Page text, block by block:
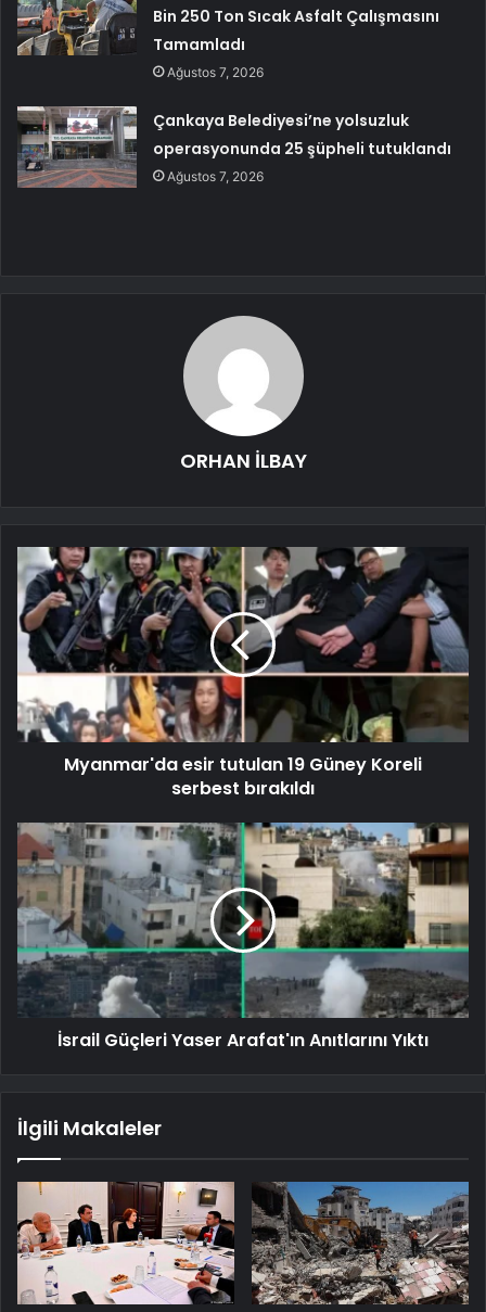
Bin 250 Ton Sıcak Asfalt Çalışmasını
Tamamladı
Ağustos 7, 2026
Çankaya Belediyesi’ne yolsuzluk
operasyonunda 25 şüpheli tutuklandı
Ağustos 7, 2026
ORHAN İLBAY
Myanmar'da esir tutulan 19 Güney Koreli
serbest bırakıldı
İsrail Güçleri Yaser Arafat'ın Anıtlarını Yıktı
İlgili Makaleler